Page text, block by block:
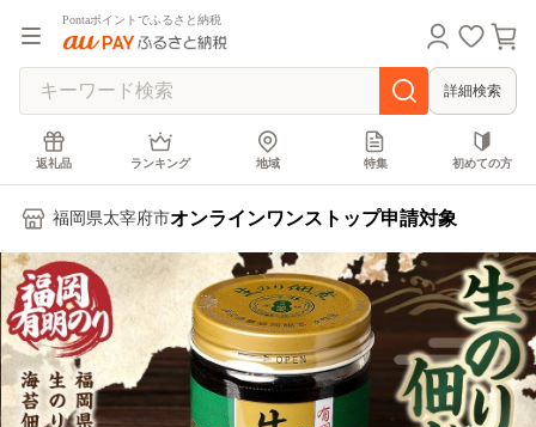
Pontaポイントでふるさと納税
詳細検索
返礼品 ランキング 地域 特集 初めての方
福岡県太宰府市オンラインワンストップ申請対象